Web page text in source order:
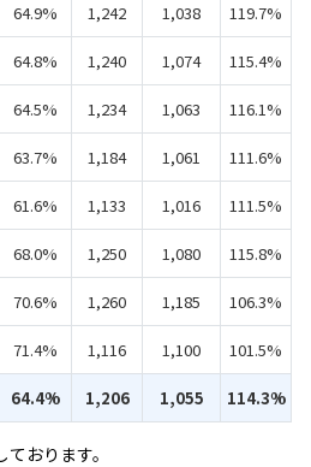
64.9% 1,242 1,038 119.7%
64.8% 1,240 1,074 115.4%
64.5% 1,234 1,063 116.1%
63.7% 1,184 1,061 111.6%
61.6% 1,133 1,016 111.5%
68.0% 1,250 1,080 115.8%
70.6% 1,260 1,185 106.3%
71.4% 1,116 1,100 101.5%
64.4% 1,206 1,055 114.3%
おります。